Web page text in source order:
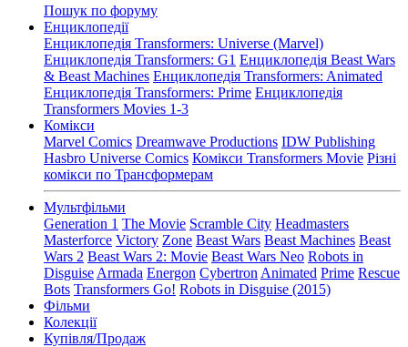
Пошук по форуму
Енциклопедії
Енциклопедія Transformers: Universe (Marvel)
Енциклопедія Transformers: G1 Енциклопедія Beast Wars
& Beast Machines Енциклопедія Transformers: Animated
Енциклопедія Transformers: Prime Енциклопедія
Transformers Movies 1-3
Комікси
Marvel Comics Dreamwave Productions IDW Publishing
Hasbro Universe Comics Комікси Transformers Movie Різні
комікси по Трансформерам
Мультфільми
Generation 1 The Movie Scramble City Headmasters
Masterforce Victory Zone Beast Wars Beast Machines Beast
Wars 2 Beast Wars 2: Movie Beast Wars Neo Robots in
Disguise Armada Energon Cybertron Animated Prime Rescue
Bots Transformers Go! Robots in Disguise (2015)
Фільми
Колекції
Купівля/Продаж